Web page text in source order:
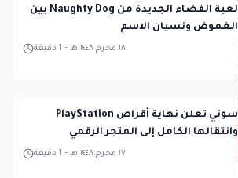
لعبة الفضاء الجديدة من Naughty Dog بين
الغموض ونسيان الاسم
1 دقيقة - ١٨ محرم ١٤٤٨ هـ
سوني تعلن نهاية أقراص PlayStation
وانتقالها الكامل إلى المتجر الرقمي
1 دقيقة - ١٧ محرم ١٤٤٨ هـ